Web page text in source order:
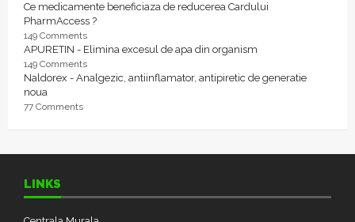
Ce medicamente beneficiaza de reducerea Cardului
PharmAccess ?
149 Comments
APURETIN - Elimina excesul de apa din organism
149 Comments
Naldorex - Analgezic, antiinflamator, antipiretic de generatie
noua
77 Comments
LINKS